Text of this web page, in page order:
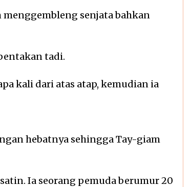
senjata bahkan
tadi.
kali dari atas atap, kemudian ia
hebatnya sehingga Tay-giam
Ia seorang pemuda berumur 20